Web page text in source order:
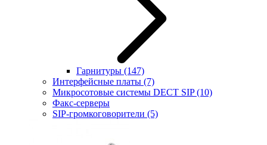
Гарнитуры (147)
Интерфейсные платы (7)
Микросотовые системы DECT SIP(10)
Факс-серверы
SIP-громкоговорители (5)